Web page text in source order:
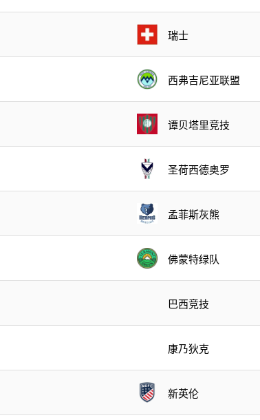
瑞士
西弗吉尼亚联盟
谭贝塔里竞技
圣荷西德奥罗
孟菲斯灰熊
佛蒙特绿队
巴西竞技
康乃狄克
新英伦